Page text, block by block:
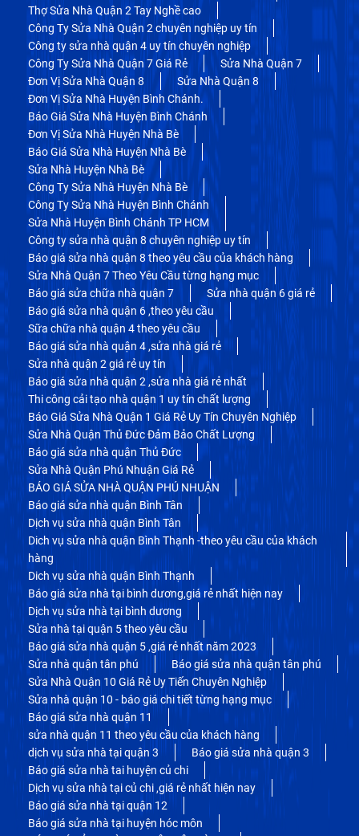
Thợ Sửa Nhà Quận 2 Tay Nghề cao
Công Ty Sửa Nhà Quận 2 chuyên nghiệp uy tín
Công ty sửa nhà quận 4 uy tín chuyên nghiệp
Công Ty Sửa Nhà Quận 7 Giá Rẻ
Sửa Nhà Quận 7
Đơn Vị Sửa Nhà Quận 8
Sửa Nhà Quận 8
Đơn Vị Sửa Nhà Huyện Bình Chánh.
Báo Giá Sửa Nhà Huyện Bình Chánh
Đơn Vị Sửa Nhà Huyện Nhà Bè
Báo Giá Sửa Nhà Huyện Nhà Bè
Sửa Nhà Huyện Nhà Bè
Công Ty Sửa Nhà Huyện Nhà Bè
Công Ty Sửa Nhà Huyện Bình Chánh
Sửa Nhà Huyện Bình Chánh TP HCM
Công ty sửa nhà quận 8 chuyên nghiệp uy tín
Báo giá sửa nhà quận 8 theo yêu cầu của khách hàng
Sửa Nhà Quận 7 Theo Yêu Cầu từng hạng mục
Báo giá sửa chữa nhà quận 7
Sửa nhà quận 6 giá rẻ
Báo giá sửa nhà quận 6 ,theo yêu cầu
Sữa chữa nhà quận 4 theo yêu cầu
Báo giá sửa nhà quận 4 ,sửa nhà giá rẻ
Sửa nhà quận 2 giá rẻ uy tín
Báo giá sửa nhà quận 2 ,sửa nhà giá rẻ nhất
Thi công cải tạo nhà quận 1 uy tín chất lượng
Báo Giá Sửa Nhà Quận 1 Giá Rẻ Uy Tín Chuyên Nghiệp
Sửa Nhà Quận Thủ Đức Đảm Bảo Chất Lượng
Báo giá sửa nhà quận Thủ Đức
Sửa Nhà Quận Phú Nhuận Giá Rẻ
BÁO GIÁ SỬA NHÀ QUẬN PHÚ NHUẬN
Báo giá sửa nhà quận Bình Tân
Dịch vụ sửa nhà quận Bình Tân
Dich vụ sửa nhà quận Bình Thạnh -theo yêu cầu của khách
hàng
Dich vụ sửa nhà quận Bình Thạnh
Báo giá sửa nhà tại bình dương,giá rẻ nhất hiện nay
Dịch vụ sửa nhà tại bình dương
Sửa nhà tại quận 5 theo yêu cầu
Báo giá sửa nhà quận 5 ,giá rẻ nhất năm 2023
Sửa nhà quận tân phú
Báo giá sửa nhà quận tân phú
Sửa Nhà Quận 10 Giá Rẻ Uy Tiến Chuyên Nghiệp
Sửa nhà quận 10 - báo giá chi tiết từng hạng mục
Báo giá sửa nhà quận 11
sửa nhà quận 11 theo yêu cầu của khách hàng
dịch vụ sửa nhà tại quận 3
Báo giá sửa nhà quận 3
Báo giá sửa nhà tai huyện củ chi
Dịch vụ sửa nhà tại củ chi ,giá rẻ nhất hiện nay
Báo giá sửa nhà tại quận 12
Báo giá sửa nhà tại huyện hóc môn